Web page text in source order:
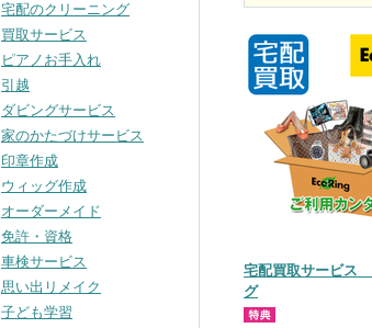
宅配買取サービス
グ
宅配のクリーニング
買取サービス
ピアノお手入れ
引越
ダビングサービス
家のかたづけサービス
印章作成
ウィッグ作成
オーダーメイド
免許・資格
車検サービス
思い出リメイク
子ども学習